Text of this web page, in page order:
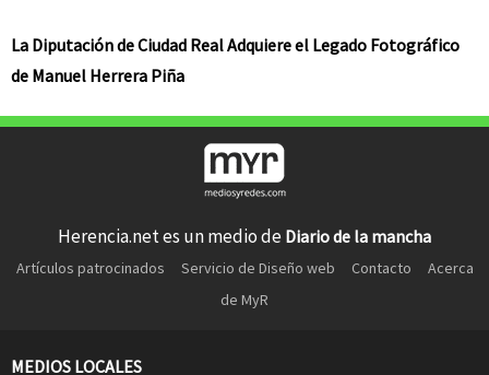
La Diputación de Ciudad Real Adquiere el Legado Fotográfico
de Manuel Herrera Piña
Herencia.net es un medio de Diario de la mancha
Artículos patrocinados Servicio de Diseño web Contacto
Acerca
de MyR
MEDIOS LOCALES